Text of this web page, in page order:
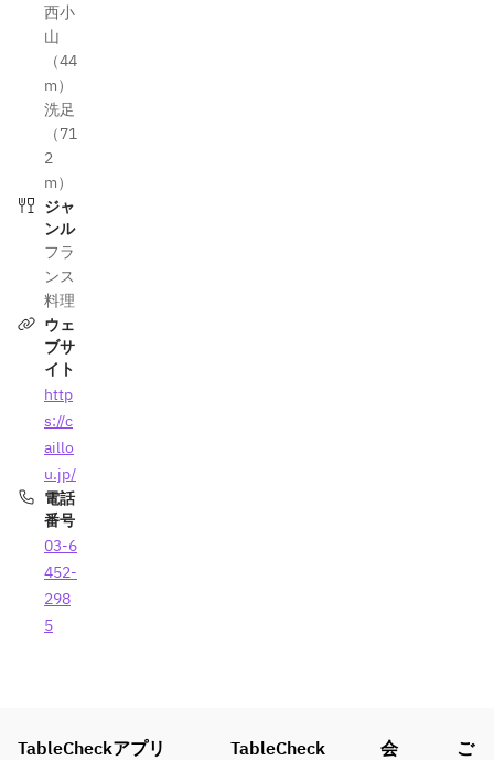
西小
山
（44
m）
洗足
（71
2
m）
ジャ
ンル
フラ
ンス
料理
ウェ
ブサ
イト
http
s://c
aillo
u.jp/
電話
番号
03-6
452-
298
5
TableCheckアプリ TableCheck
会
ご